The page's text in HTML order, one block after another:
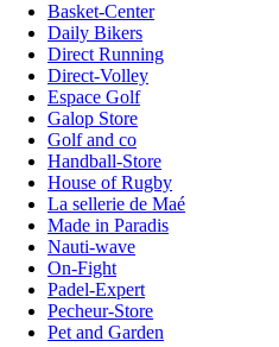
Basket-Center
Daily Bikers
Direct Running
Direct-Volley
Espace Golf
Galop Store
Golf and co
Handball-Store
House of Rugby
La sellerie de Maé
Made in Paradis
Nauti-wave
On-Fight
Padel-Expert
Pecheur-Store
Pet and Garden